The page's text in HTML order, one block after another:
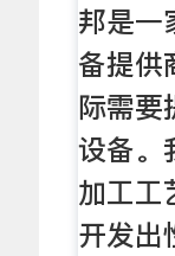
邦是一
备提供
际需要
设备。
加工工
开发出